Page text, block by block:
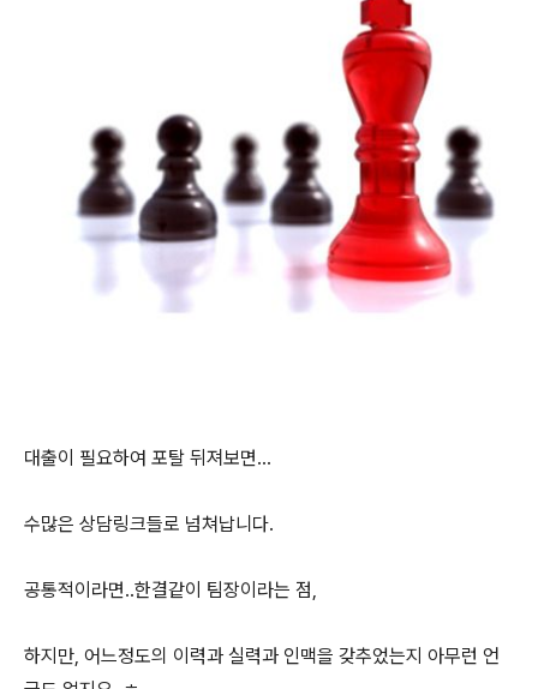
대출이 필요하여 포탈 뒤져보면...
수많은 상담링크들로 넘쳐납니다.
공통적이라면..한결같이 팀장이라는 점,
하지만, 어느정도의 이력과 실력과 인맥을 갖추었는지 아무런 언